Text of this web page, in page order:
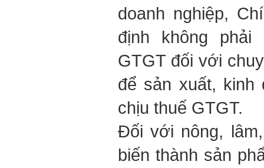
doanh nghiệp,
định không
GTGT đối với
để sản xuất, kinh
chịu thuế GTGT.
Đối với nông,
biến thành sản